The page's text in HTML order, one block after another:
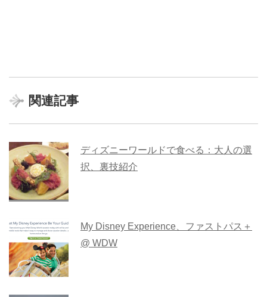
関連記事
ディズニーワールドで食べる：大人の選
択、裏技紹介
My Disney Experience、ファストパス＋
@ WDW